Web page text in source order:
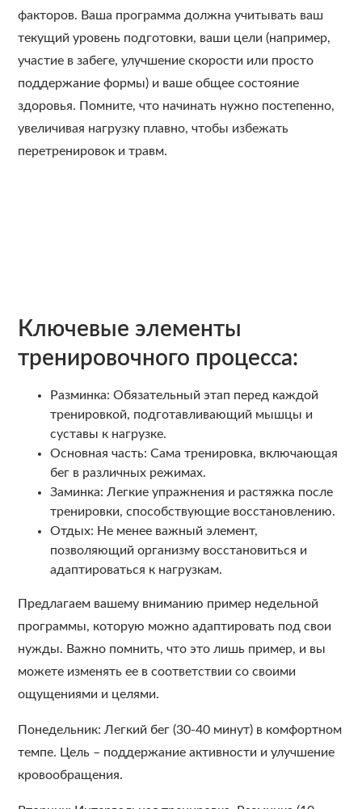
факторов. Ваша программа должна учитывать ваш
текущий уровень подготовки, ваши цели (например,
участие в забеге, улучшение скорости или просто
поддержание формы) и ваше общее состояние
здоровья. Помните, что начинать нужно постепенно,
увеличивая нагрузку плавно, чтобы избежать
перетренировок и травм.
Ключевые элементы
тренировочного процесса:
Разминка: Обязательный этап перед каждой
тренировкой, подготавливающий мышцы и
суставы к нагрузке.
Основная часть: Сама тренировка, включающая
бег в различных режимах.
Заминка: Легкие упражнения и растяжка после
тренировки, способствующие восстановлению.
Отдых: Не менее важный элемент,
позволяющий организму восстановиться и
адаптироваться к нагрузкам.
Предлагаем вашему вниманию пример недельной
программы, которую можно адаптировать под свои
нужды. Важно помнить, что это лишь пример, и вы
можете изменять ее в соответствии со своими
ощущениями и целями.
Понедельник: Легкий бег (30-40 минут) в комфортном
темпе. Цель – поддержание активности и улучшение
кровообращения.